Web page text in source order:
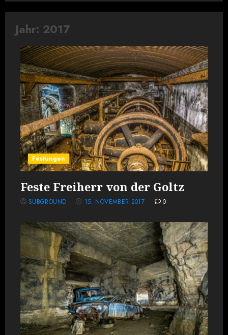
Jahr: 2017
Festungen
Feste Freiherr von der Goltz
SUBGROUND 15. NOVEMBER 2017 0